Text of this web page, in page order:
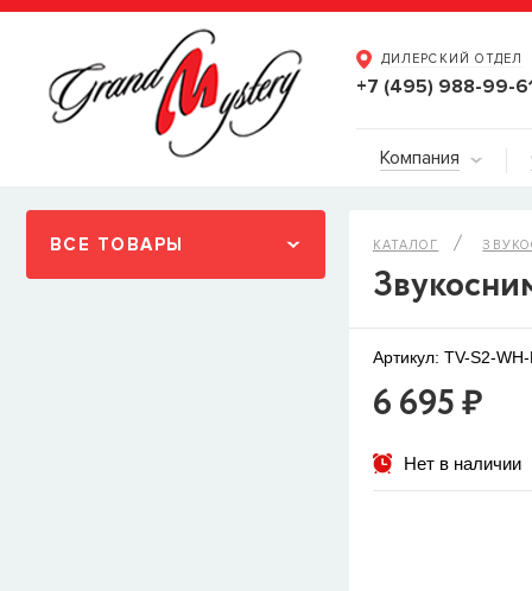
ДИЛЕРСКИЙ ОТДЕЛ
+7 (495) 988-99-
Компания
ВСЕ ТОВАРЫ КАТАЛОГ
Артикул: TV-S2-
6 695 ₽
Нет в наличии